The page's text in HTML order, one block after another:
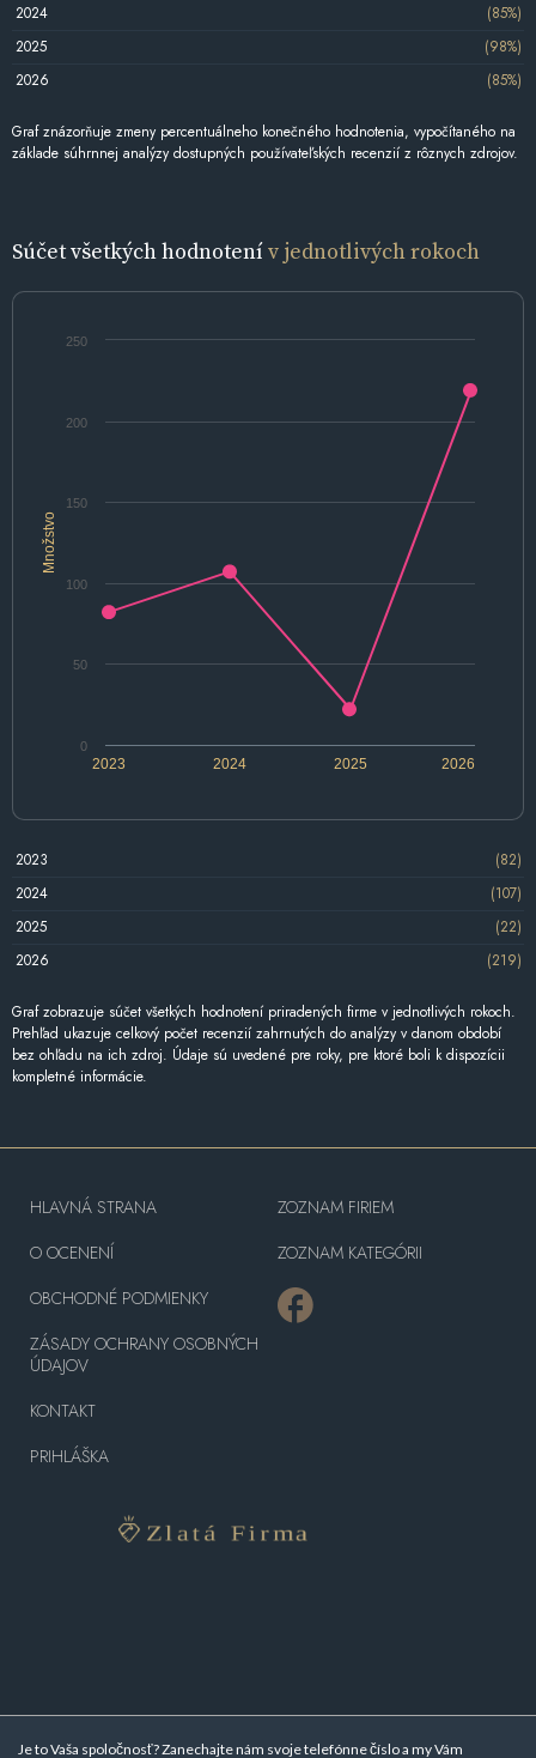
2024
(85%)
2025
(98%)
2026
(85%)
Graf znázorňuje zmeny percentuálneho konečného hodnotenia, vypočítaného na
základe súhrnnej analýzy dostupných používateľských recenzií z rôznych zdrojov.
Súčet všetkých hodnotenív jednotlivých rokoch
Množstvo
2024 2026
2023 2025
0
50
100
150
200
250
2023
(82)
2024
(107)
2025
(22)
2026
(219)
Graf zobrazuje súčet všetkých hodnotení priradených firme v jednotlivých rokoch.
Prehľad ukazuje celkový počet recenzií zahrnutých do analýzy v danom období
bez ohľadu na ich zdroj. Údaje sú uvedené pre roky, pre ktoré boli k dispozícii
kompletné informácie.
Je to Vaša spoločnosť? Zanechajte nám svoje telefónne číslo a my Vám
HLAVNÁ STRANA
O OCENENÍ
OBCHODNÉ PODMIENKY
ZÁSADY OCHRANY OSOBNÝCH
ÚDAJOV
KONTAKT
PRIHLÁŠKA
ZOZNAM FIRIEM
ZOZNAM KATEGÓRII